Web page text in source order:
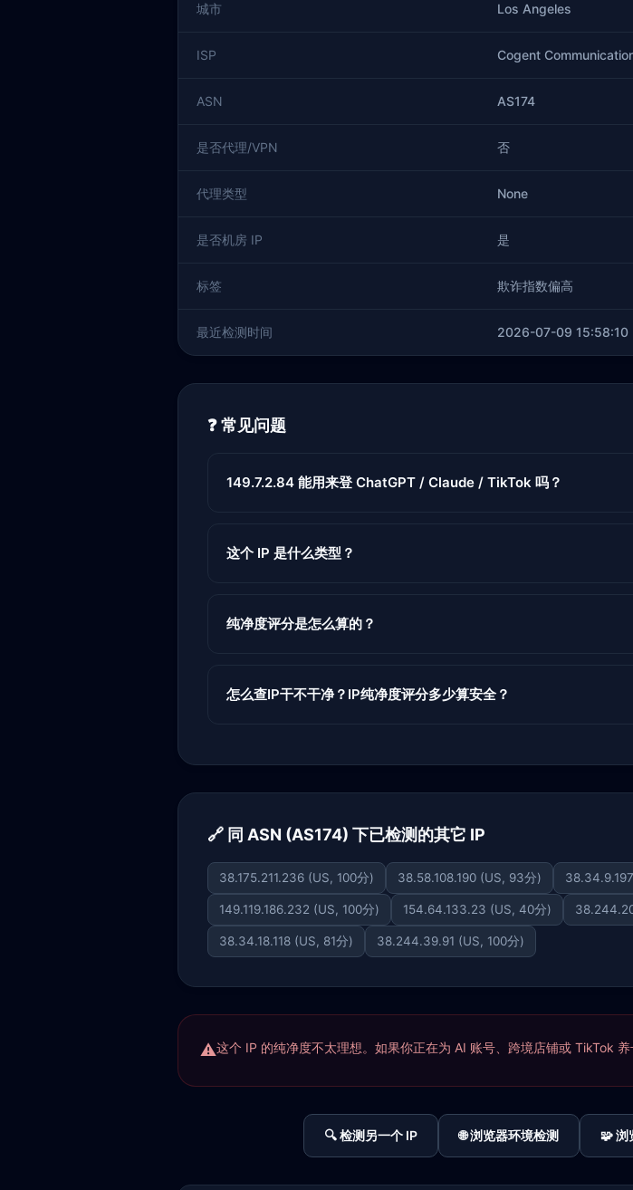
城市 Los Angeles
ISP Cogent
ASN AS174
是否代理/VPN 否
代理类型 None
是否机房 IP 是
标签 欺诈指数偏高
最近检测时间 2026-07-09 15:58:10
❓ 常见问题
149.7.2.84 能用来登 ChatGPT / Claude / TikTok 吗？
这个 IP 是什么类型？
纯净度评分是怎么算的？
怎么查IP干不干净？IP纯净度评分多少算安全？
🔗 同 ASN (AS174) 下已检测的其它 IP
38.175.211.236 (US, 100分) 38.58.108.190 (US, 93分)
149.119.186.232 (US, 100分) 154.64.133.23 (US, 40分)
38.34.18.118 (US, 81分) 38.244.39.91 (US, 100分)
这个 IP 的纯净度不太理想。如果你正在为 AI 账号、跨境店铺或 TikTok 养
🔍 检测另一个 IP 🌐 浏览器环境检测 🧩 浏